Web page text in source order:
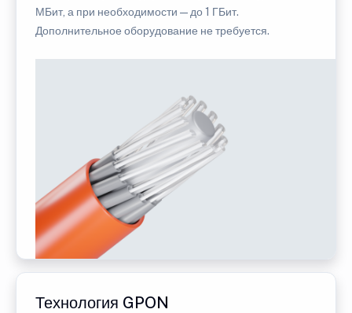
МБит, а при необходимости — до 1 ГБит.
Дополнительное оборудование не требуется.
Технология GPON